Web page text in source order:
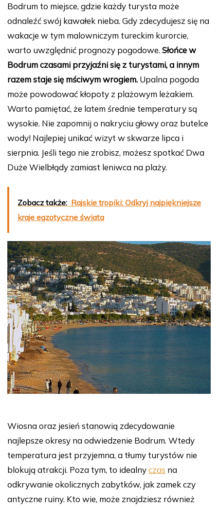
Bodrum to miejsce, gdzie każdy turysta może
odnaleźć swój kawałek nieba. Gdy zdecydujesz się na
wakacje w tym malowniczym tureckim kurorcie,
warto uwzględnić prognozy pogodowe. Słońce w
Bodrum czasami przyjaźni się z turystami, a innym
razem staje się mściwym wrogiem. Upalna pogoda
może powodować kłopoty z plażowym leżakiem.
Warto pamiętać, że latem średnie temperatury są
wysokie. Nie zapomnij o nakryciu głowy oraz butelce
wody! Najlepiej unikać wizyt w skwarze lipca i
sierpnia. Jeśli tego nie zrobisz, możesz spotkać Dwa
Duże Wielbłądy zamiast leniwca na plaży.
Zobacz także: Rajskie tropiki: Odkryj najpiękniejsze
kraje egzotyczne świata
Wiosna oraz jesień stanowią zdecydowanie
najlepsze okresy na odwiedzenie Bodrum. Wtedy
temperatura jest przyjemna, a tłumy turystów nie
blokują atrakcji. Poza tym, to idealnyczas na
odkrywanie okolicznych zabytków, jak zamek czy
antyczne ruiny. Kto wie, może znajdziesz również